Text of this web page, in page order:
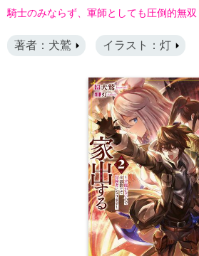
騎士のみならず、軍師としても圧倒的無双
著者：犬鷲 イラスト：灯